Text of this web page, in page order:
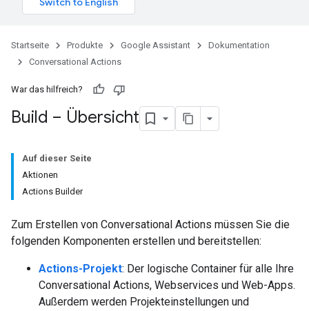
Startseite Produkte Google Assistant
Dokumentation
Conversational Actions
War das hilfreich?
Build – Übersicht
Auf dieser Seite
Aktionen
Actions Builder
Zum Erstellen von Conversational Actions müssen Sie die
folgenden Komponenten erstellen und bereitstellen:
Actions-Projekt: Der logische Container für alle Ihre
Conversational Actions, Webservices und Web-Apps.
Außerdem werden Projekteinstellungen und